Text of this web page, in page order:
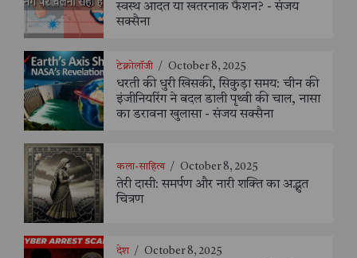
स्वस्थ आदत या खतरनाक फैशन? - संजय
सक्सैना
टेक्नोलॉजी / October 8, 2025
धरती की धुरी खिसकी, सिकुड़ा समय: चीन की
इंजीनियरिंग ने बदल डाली पृथ्वी की चाल, नासा
का डरावना खुलासा - संजय सक्सैना
कला-साहित्य / October 8, 2025
तेरी दासी: समर्पण और नारी शक्ति का अद्भुत
चित्रण
देश / October 8, 2025